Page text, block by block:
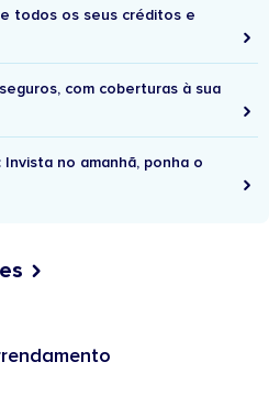
todos os seus créditos e
com coberturas à sua
Invista no amanhã, ponha o